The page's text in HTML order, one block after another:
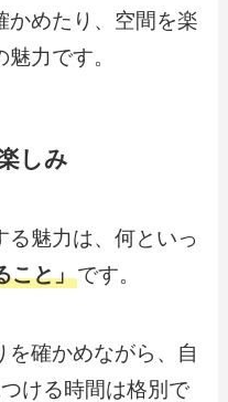
かめたり、空間を楽
力です。
しみ
る魅力は、何といっ
こと」です。
を確かめながら、自
ける時間は格別で